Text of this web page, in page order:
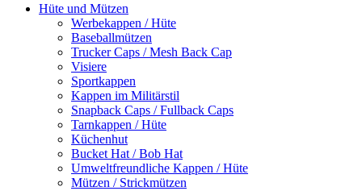
Hüte und Mützen
Werbekappen / Hüte
Baseballmützen
Trucker Caps / Mesh Back Cap
Visiere
Sportkappen
Kappen im Militärstil
Snapback Caps / Fullback Caps
Tarnkappen / Hüte
Küchenhut
Bucket Hat / Bob Hat
Umweltfreundliche Kappen / Hüte
Mützen / Strickmützen